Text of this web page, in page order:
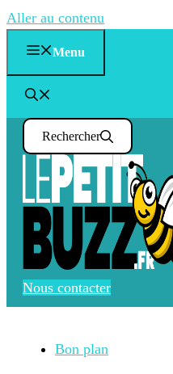
Aller au contenu
Menu
Rechercher
Nous contacter
Bon plan